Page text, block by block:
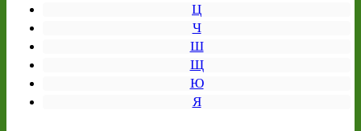
Ц
Ч
Ш
Щ
Ю
Я